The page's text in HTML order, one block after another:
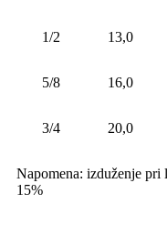
1/2 13,0
5/8 16,0
3/4 20,0
Napomena: izduženje
15%